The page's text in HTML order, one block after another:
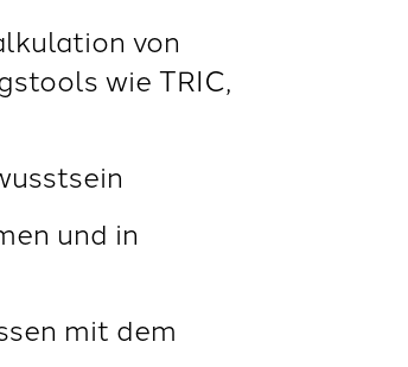
von
wie TRIC,
und in
mit dem